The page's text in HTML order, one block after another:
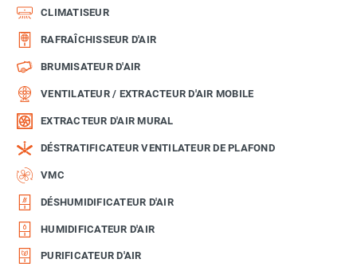
CLIMATISEUR
RAFRAÎCHISSEUR D'AIR
BRUMISATEUR D'AIR
VENTILATEUR / EXTRACTEUR D'AIR MOBILE
EXTRACTEUR D'AIR MURAL
DÉSTRATIFICATEUR VENTILATEUR DE PLAFOND
VMC
DÉSHUMIDIFICATEUR D'AIR
HUMIDIFICATEUR D'AIR
PURIFICATEUR D'AIR